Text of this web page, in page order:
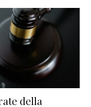
della